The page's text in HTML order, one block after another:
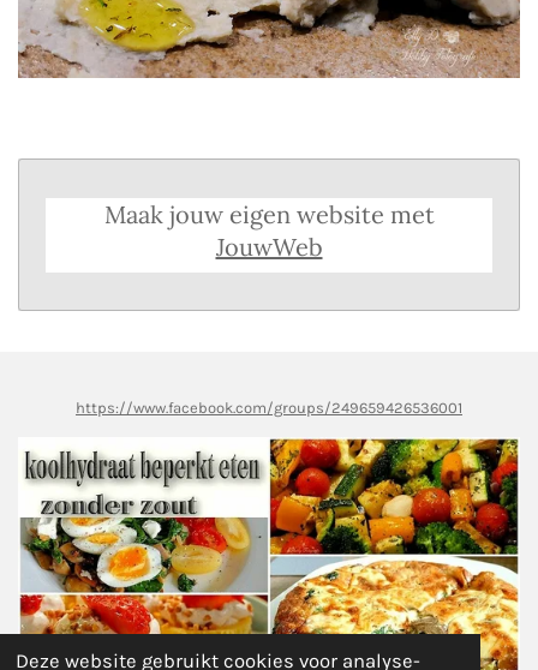
Deze website gebruikt cookies voor analyse-
Maak jouw eigen website met
JouwWeb
https://www.facebook.com/groups/249659426536001